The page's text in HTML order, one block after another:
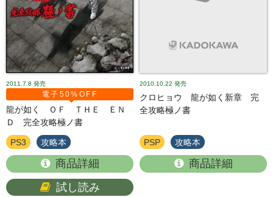
2011.7.8 発売
電子50%OFF
龍が如く ＯＦ ＴＨＥ ＥＮ
Ｄ 完全攻略極ノ書
PS3 攻略本
商品詳細
試し読み
2010.10.22 発売
クロヒョウ 龍が如く新章 完
全攻略極ノ書
PSP 攻略本
商品詳細